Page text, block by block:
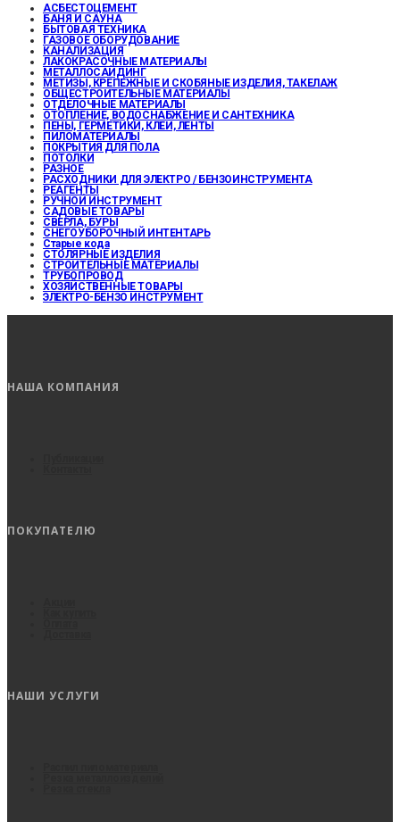
АСБЕСТОЦЕМЕНТ
БАНЯ И САУНА
БЫТОВАЯ ТЕХНИКА
ГАЗОВОЕ ОБОРУДОВАНИЕ
КАНАЛИЗАЦИЯ
ЛАКОКРАСОЧНЫЕ МАТЕРИАЛЫ
МЕТАЛЛОСАЙДИНГ
МЕТИЗЫ, КРЕПЕЖНЫЕ И СКОБЯНЫЕ ИЗДЕЛИЯ, ТАКЕЛАЖ
ОБЩЕСТРОИТЕЛЬНЫЕ МАТЕРИАЛЫ
ОТДЕЛОЧНЫЕ МАТЕРИАЛЫ
ОТОПЛЕНИЕ, ВОДОСНАБЖЕНИЕ И САНТЕХНИКА
ПЕНЫ, ГЕРМЕТИКИ, КЛЕИ, ЛЕНТЫ
ПИЛОМАТЕРИАЛЫ
ПОКРЫТИЯ ДЛЯ ПОЛА
ПОТОЛКИ
РАЗНОЕ
РАСХОДНИКИ ДЛЯ ЭЛЕКТРО / БЕНЗОИНСТРУМЕНТА
РЕАГЕНТЫ
РУЧНОЙ ИНСТРУМЕНТ
САДОВЫЕ ТОВАРЫ
СВЕРЛА, БУРЫ
СНЕГОУБОРОЧНЫЙ ИНТЕНТАРЬ
Старые кода
СТОЛЯРНЫЕ ИЗДЕЛИЯ
СТРОИТЕЛЬНЫЕ МАТЕРИАЛЫ
ТРУБОПРОВОД
ХОЗЯЙСТВЕННЫЕ ТОВАРЫ
ЭЛЕКТРО-БЕНЗО ИНСТРУМЕНТ
НАША КОМПАНИЯ
ПОКУПАТЕЛЮ
НАШИ УСЛУГИ